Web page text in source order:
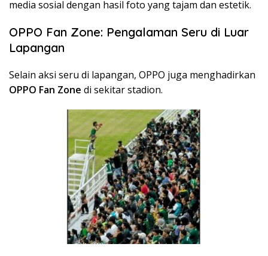
media sosial dengan hasil foto yang tajam dan estetik.
OPPO Fan Zone: Pengalaman Seru di Luar
Lapangan
Selain aksi seru di lapangan, OPPO juga menghadirkan
OPPO Fan Zone di sekitar stadion.